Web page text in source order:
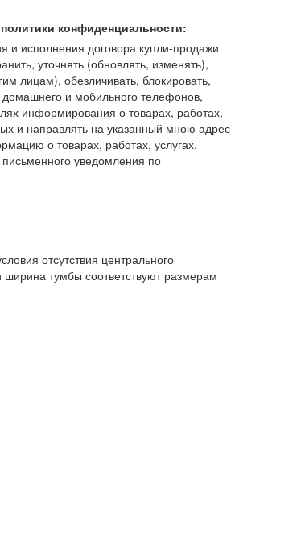
конфиденциальности:
исполнения договора купли-продажи
уточнять (обновлять, изменять),
лицам), обезличивать, блокировать,
и мобильного телефонов,
информирования о товарах, работах,
и направлять на указанный мною адрес
о товарах, работах, услугах.
уведомления по
отсутствия центрального
тумбы соответствуют размерам